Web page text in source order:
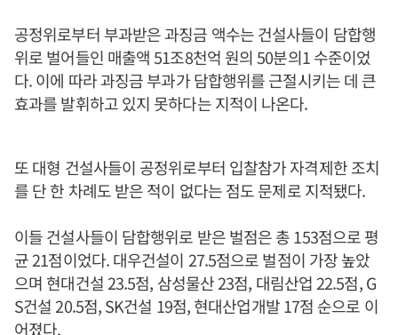
공정위로부터 부과받은 과징금 액수는 건설사들이 담합행
위로 벌어들인 매출액 51조8천억 원의 50분의1 수준이었
다. 이에 따라 과징금 부과가 담합행위를 근절시키는 데 큰
효과를 발휘하고 있지 못하다는 지적이 나온다.
또 대형 건설사들이 공정위로부터 입찰참가 자격제한 조치
를 단 한 차례도 받은 적이 없다는 점도 문제로 지적됐다.
이들 건설사들이 담합행위로 받은 벌점은 총 153점으로 평
균 21점이었다. 대우건설이 27.5점으로 벌점이 가장 높았
으며 현대건설 23.5점, 삼성물산 23점, 대림산업 22.5점, G
S건설 20.5점, SK건설 19점, 현대산업개발 17점 순으로 이
어졌다.